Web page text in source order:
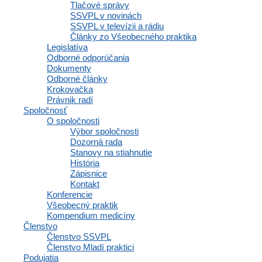
Tlačové správy
SSVPL v novinách
SSVPL v televízii a rádiu
Články zo Všeobecného praktika
Legislatíva
Odborné odporúčania
Dokumenty
Odborné články
Krokovačka
Právnik radí
Spoločnosť
O spoločnosti
Výbor spoločnosti
Dozorná rada
Stanovy na stiahnutie
História
Zápisnice
Kontakt
Konferencie
Všeobecný praktik
Kompendium medicíny
Členstvo
Členstvo SSVPL
Členstvo Mladí praktici
Podujatia
Polianky 5, 841 01 Bratislava
Členstvo
Osobné informácie a profil
Výhody a zľavy
Vzdelávacie materiály a odborné zdroje
Zápisnice a interné dokumenty spoločnosti
Komunikácia a správy
Inzercia abmulancií
Domovská stránka
Osobné informácie a profil
Výhody a zľavy
Vzdelávacie materiály a odborné zdroje